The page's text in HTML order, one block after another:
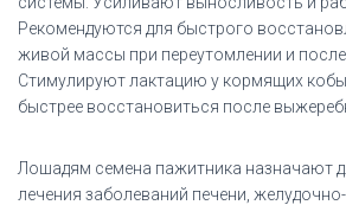
Рекомендуются для быстрого
живой массы при переутомлении и после
Стимулируют лактацию у кормящих
быстрее восстановиться после
Лошадям семена пажитника назначают
лечения заболеваний печени,